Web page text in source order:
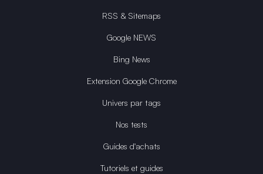
RSS & Sitemaps
Google NEWS
Bing News
Extension Google Chrome
Univers par tags
Nos tests
Guides d'achats
Tutoriels et guides